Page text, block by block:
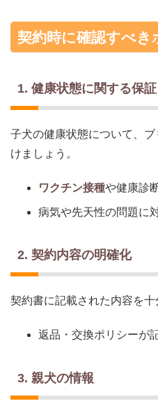
契約時に確認すべき
1. 健康状態に関する保証
子犬の健康状態について、
けましょう。
ワクチン接種や健康診
病気や先天性の問題に
2. 契約内容の明確化
契約書に記載された内容を十
返品・交換ポリシーが
3. 親犬の情報